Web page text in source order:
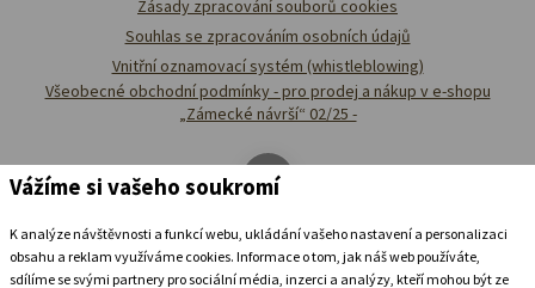
Zásady zpracování souborů cookies
Souhlas se zpracováním osobních údajů
Vnitřní oznamovací systém (whistleblowing)
Všeobecné obchodní podmínky - pro prodej a nákup v e-shopu
„Zámecké návrší“ 02/25 -
Vážíme si vašeho soukromí
K analýze návštěvnosti a funkcí webu, ukládání vašeho nastavení a personalizaci
obsahu a reklam využíváme cookies. Informace o tom, jak náš web používáte,
sdílíme se svými partnery pro sociální média, inzerci a analýzy, kteří mohou být ze